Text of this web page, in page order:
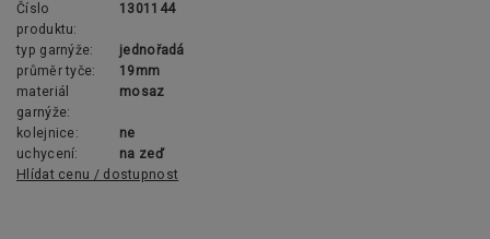
Číslo
produktu:
1301144
typ garnýže:
jednořadá
průměr tyče:
19mm
materiál
garnýže:
mosaz
kolejnice:
ne
uchycení:
na zeď
Hlídat cenu / dostupnost